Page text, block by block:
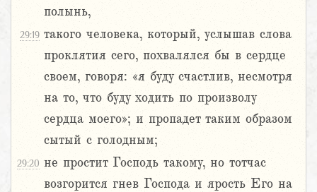
полынь,
29:19 такого человека, который, услышав слова
проклятия сего, похвалялся бы в сердце
своем, говоря: «я буду счастлив, несмотря
на то, что буду ходить по произволу
сердца моего»; и пропадет таким образом
сытый с голодным;
29:20 не простит Господь такому, но тотчас
возгорится гнев Господа и ярость Его на